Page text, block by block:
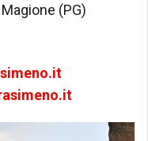
(PG)